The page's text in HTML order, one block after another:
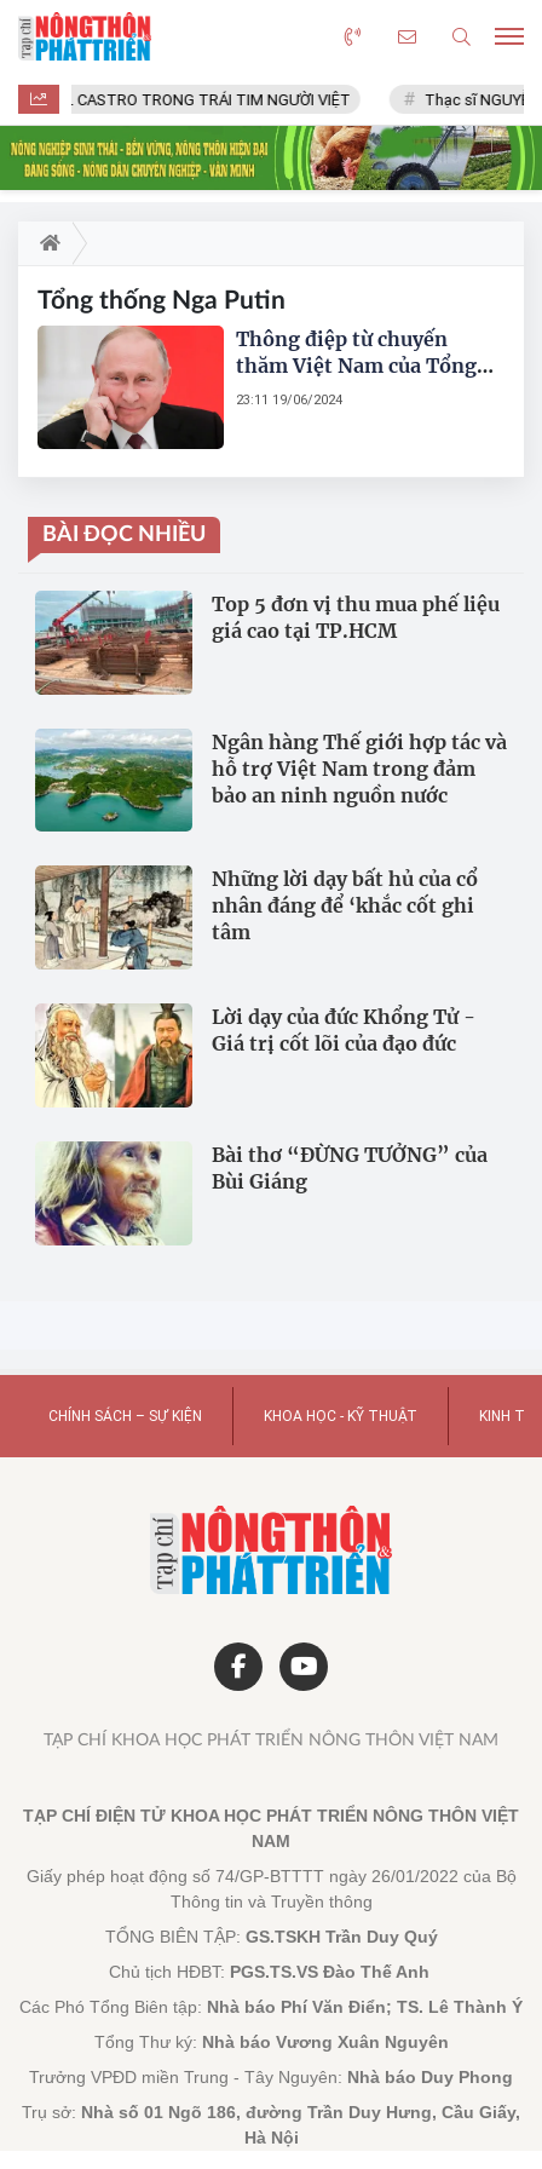
FIDEL CASTRO TRONG TRÁI TIM NGƯỜI VIỆT Thạc sĩ NGUYỄN
Tổng thống Nga Putin
Thông điệp từ chuyến
thăm Việt Nam của Tổng
thống Nga Putin
23:11 19/06/2024
BÀI ĐỌC NHIỀU
Top 5 đơn vị thu mua phế liệu
giá cao tại TP.HCM
Ngân hàng Thế giới hợp tác và
hỗ trợ Việt Nam trong đảm
bảo an ninh nguồn nước
Những lời dạy bất hủ của cổ
nhân đáng để ‘khắc cốt ghi
tâm
Lời dạy của đức Khổng Tử -
Giá trị cốt lõi của đạo đức
Bài thơ “ĐỪNG TƯỞNG” của
Bùi Giáng
CHÍNH SÁCH – SỰ KIỆN KHOA HỌC - KỸ THUẬT KINH TẾ
TẠP CHÍ KHOA HỌC PHÁT TRIỂN NÔNG THÔN VIỆT NAM
TẠP CHÍ ĐIỆN TỬ KHOA HỌC PHÁT TRIỂN NÔNG THÔN VIỆT
NAM
Giấy phép hoạt động số 74/GP-BTTTT ngày 26/01/2022 của Bộ
Thông tin và Truyền thông
TỔNG BIÊN TẬP: GS.TSKH Trần Duy Quý
Chủ tịch HĐBT: PGS.TS.VS Đào Thế Anh
Các Phó Tổng Biên tập: Nhà báo Phí Văn Điển; TS. Lê Thành Ý
Tổng Thư ký: Nhà báo Vương Xuân Nguyên
Trưởng VPĐD miền Trung - Tây Nguyên: Nhà báo Duy Phong
Trụ sở: Nhà số 01 Ngõ 186, đường Trần Duy Hưng, Cầu Giấy,
Hà Nội